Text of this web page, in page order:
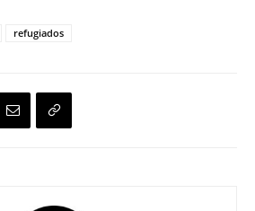
refugiados